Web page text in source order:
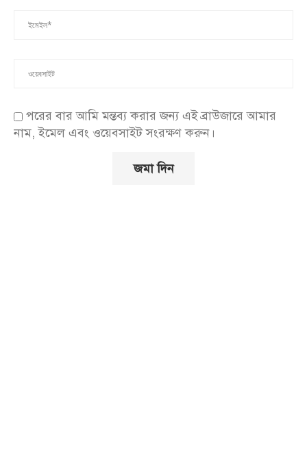
পরের বার আমি মন্তব্য করার জন্য এই ব্রাউজারে আমার
নাম, ইমেল এবং ওয়েবসাইট সংরক্ষণ করুন।